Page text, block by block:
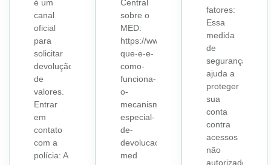
é um
canal
oficial
para
solicitar
devolução
de
valores.
Entrar
em
contato
com a
polícia: A
Central
sobre o
MED:
https://www.bcb.gov.br/meubc/faqs/p/o-
que-e-e-
como-
funciona-
o-
mecanismo-
especial-
de-
devolucao-
med
fatores:
Essa
medida
de
segurança
ajuda a
proteger
sua
conta
contra
acessos
não
autorizados.